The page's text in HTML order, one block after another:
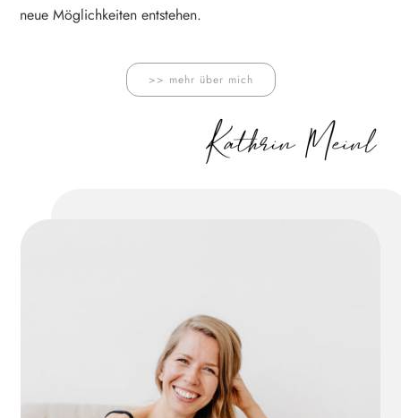
neue Möglichkeiten entstehen.
>> mehr über mich